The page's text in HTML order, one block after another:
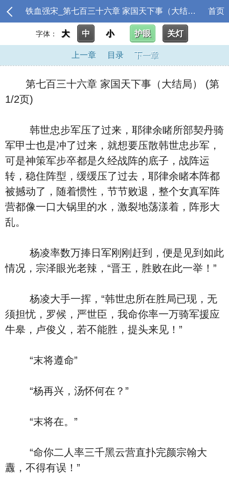
铁血强宋_第七百三十六章 家国天下事（大结局） 首页
字体： 大 中 小 护眼 关灯
上一章 目录 下一章
第七百三十六章 家国天下事（大结局） (第
1/2页)
韩世忠步军压了过来，耶律余睹所部契丹骑
军甲士也是冲了过来，就想要压散韩世忠步军，
可是神策军步卒都是久经战阵的底子，战阵运
转，稳住阵型，缓缓压了过去，耶律余睹本阵都
被撼动了，随着惯性，节节败退，整个女真军阵
营都像一口大锅里的水，激裂地荡漾着，阵形大
乱。
杨凌率数万捧日军刚刚赶到，便是见到如此
情况，宗泽眼光老辣，“晋王，胜败在此一举！”
杨凌大手一挥，“韩世忠所在胜局已现，无
须担忧，罗候，严世臣，我命你率一万骑军援应
牛皋，卢俊义，若不能胜，提头来见！”
“末将遵命”
“杨再兴，汤怀何在？”
“末将在。”
“命你二人率三千黑云营直扑完颜宗翰大
纛，不得有误！”